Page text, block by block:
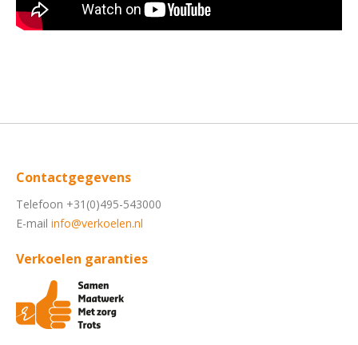
Contactgegevens
Telefoon +31(0)495-543000
E-mail info@verkoelen.nl
Verkoelen garanties